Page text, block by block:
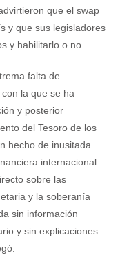
que el swap
y que sus legisladores
y habilitarlo o no.
falta de
la que se ha
y posterior
del Tesoro de los
hecho de inusitada
internacional
sobre las
y la soberanía
sin información
y sin explicaciones